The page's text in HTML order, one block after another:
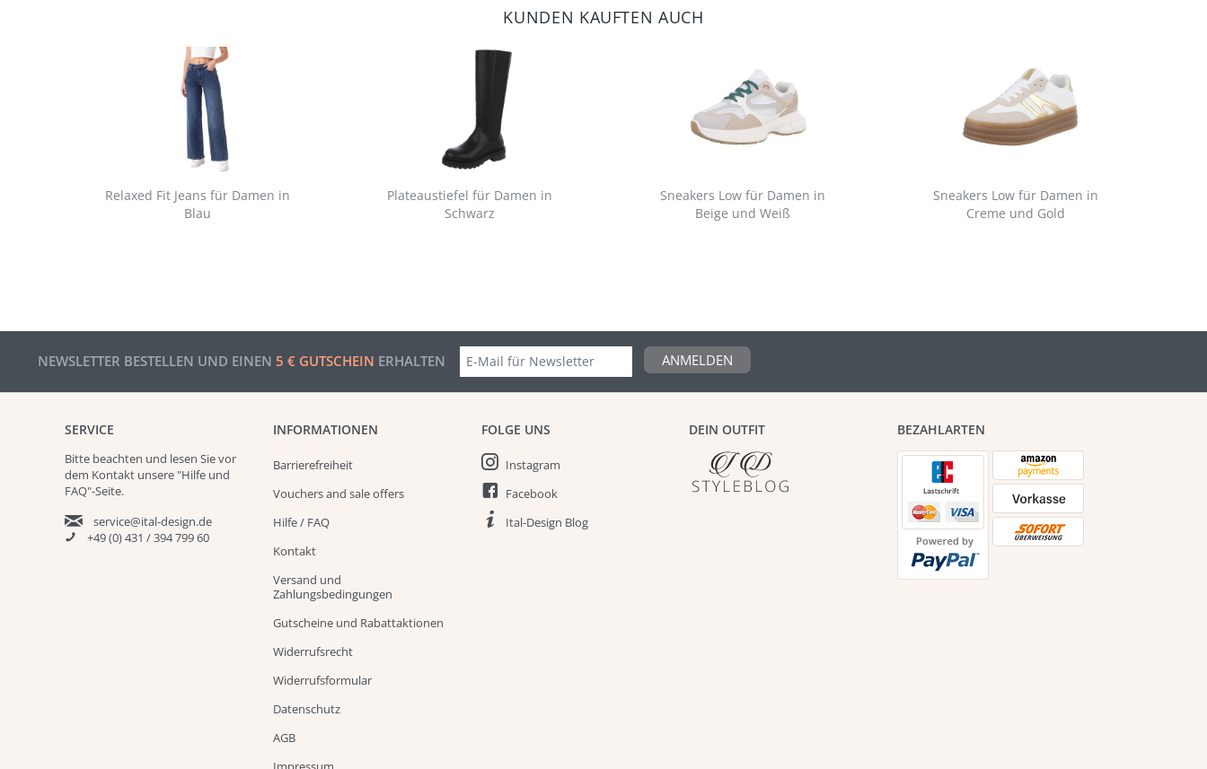
KUNDEN KAUFTEN AUCH
Relaxed Fit Jeans für Damen in
Blau
Plateaustiefel für Damen in
Schwarz
Sneakers Low für Damen in
Beige und Weiß
Sneakers Low für Damen in
Creme und Gold
NEWSLETTER BESTELLEN UND EINEN 5 € GUTSCHEIN ERHALTEN ANMELDEN
SERVICE
Bitte beachten und lesen Sie vor
dem Kontakt unsere "Hilfe und
FAQ"-Seite.
service@ital-design.de
+49 (0) 431 / 394 799 60
INFORMATIONEN
Barrierefreiheit
Vouchers and sale offers
Hilfe / FAQ
Kontakt
Versand und
Zahlungsbedingungen
Gutscheine und Rabattaktionen
Widerrufsrecht
Widerrufsformular
Datenschutz
AGB
FOLGE UNS
Instagram
Facebook
Ital-Design Blog
DEIN OUTFIT BEZAHLARTEN